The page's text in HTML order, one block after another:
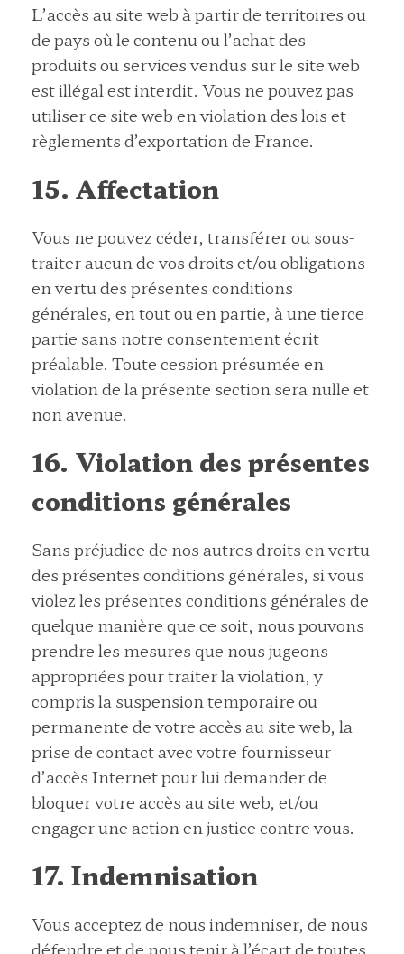
L’accès au site web à partir de territoires ou
de pays où le contenu ou l’achat des
produits ou services vendus sur le site web
est illégal est interdit. Vous ne pouvez pas
utiliser ce site web en violation des lois et
règlements d’exportation de France.
15. Affectation
Vous ne pouvez céder, transférer ou sous-
traiter aucun de vos droits et/ou obligations
en vertu des présentes conditions
générales, en tout ou en partie, à une tierce
partie sans notre consentement écrit
préalable. Toute cession présumée en
violation de la présente section sera nulle et
non avenue.
16. Violation des présentes
conditions générales
Sans préjudice de nos autres droits en vertu
des présentes conditions générales, si vous
violez les présentes conditions générales de
quelque manière que ce soit, nous pouvons
prendre les mesures que nous jugeons
appropriées pour traiter la violation, y
compris la suspension temporaire ou
permanente de votre accès au site web, la
prise de contact avec votre fournisseur
d’accès Internet pour lui demander de
bloquer votre accès au site web, et/ou
engager une action en justice contre vous.
17. Indemnisation
Vous acceptez de nous indemniser, de nous
défendre et de nous tenir à l’écart de toutes